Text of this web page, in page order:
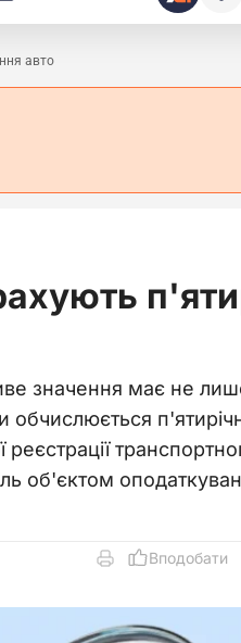
авто
значення має не
обчислюється
об'єктом
Вподобати